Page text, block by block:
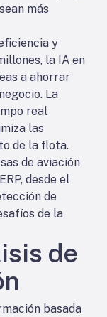
más
y
la IA en
a ahorrar
La
real
las
de la flota.
de aviación
desde el
de
de la
de
basada